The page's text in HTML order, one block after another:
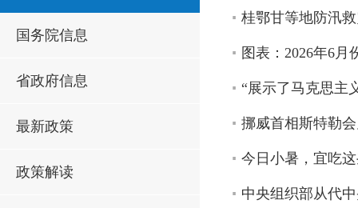
国务院信息
省政府信息
最新政策
政策解读
桂鄂甘等地防汛
图表：2026年6月
“展示了马克思主
挪威首相斯特勒
今日小暑，宜吃
中央组织部从代